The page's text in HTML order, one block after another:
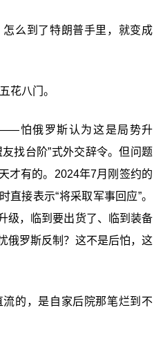
么到了特朗普手里，就变成
花八门。
怕俄罗斯认为这是局势升
找台阶”式外交辞令。但问题
才有的。2024年7月刚签约的
直接表示“将采取军事回应”。
级，临到要出货了、临到装备
俄罗斯反制？这不是后怕，这
的，是自家后院那笔烂到不